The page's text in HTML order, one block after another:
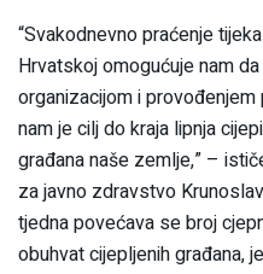
“Svakodnevno praćenje
Hrvatskoj omogućuje nam
organizacijom i
nam je cilj do kraja lipnja
građana naše zemlje,” –
za javno zdravstvo
tjedna povećava se broj
obuhvat cijepljenih građana,